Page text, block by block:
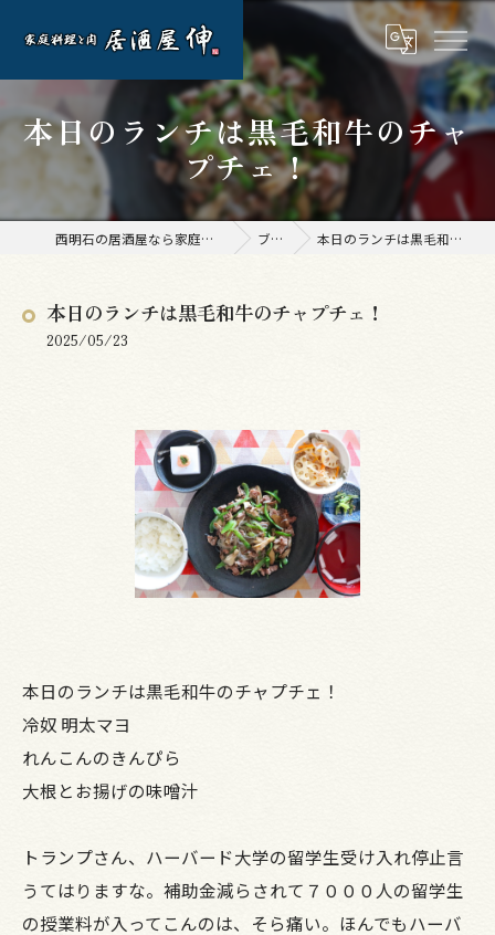
本日のランチは黒毛和牛のチャ
プチェ！
西明石の居酒屋なら家庭料理と肉 居酒屋 伸 ブログ 本日のランチは黒毛和牛のチャプチェ！
本日のランチは黒毛和牛のチャプチェ！
2025/05/23
本日のランチは黒毛和牛のチャプチェ！
冷奴 明太マヨ
れんこんのきんぴら
大根とお揚げの味噌汁
トランプさん、ハーバード大学の留学生受け入れ停止言
うてはりますな。補助金減らされて７０００人の留学生
の授業料が入ってこんのは、そら痛い。ほんでもハーバ